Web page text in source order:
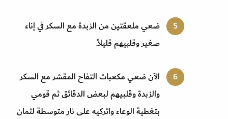
ضعي ملعقتين من الزبدة مع السكر في إناء
صغير وقلبيهم قليلاً.
الآن ضعي مكعبات التفاح المقشر مع السكر
والزبدة وقلبيهم لبعض الدقائق ثم قومي
بتغطية الوعاء واتركيه على نار متوسطة لثمان